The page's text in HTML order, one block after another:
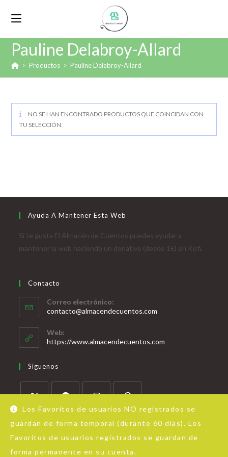
Los Favoritos de usuarios NO registrados se
guardan de forma temporal (durante 60 días). Los
Favoritos de usuarios registrados se guardan de
forma permanente en su cuenta.
Pauline Delabroy-Allard
> Productos > Pauline Delabroy-Allard
NO SE HAN ENCONTRADO PRODUCTOS QUE COINCIDAN CON
TU SELECCIÓN.
Ayuda A Mantener Esta Web
Si te gusta El Almacén de Cuentos puedes ayudar a
mantener la web haciendo un donativo (desde 1€) en Kofi.
Contacto
Correo electrónico:
contacto@almacendecuentos.com
Web:
https://www.almacendecuentos.com
Síguenos
Acerca de Almacén de Cuentos Aviso Legal